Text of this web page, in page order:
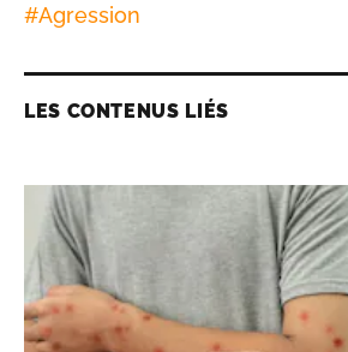
#Agression
LES CONTENUS LIÉS